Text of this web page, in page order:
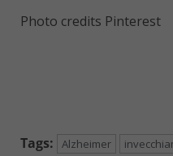
Photo credits Pinterest
Tags: Alzheimer